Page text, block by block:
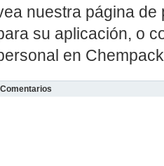
nuestra página
su aplicación, o
en
Comentarios